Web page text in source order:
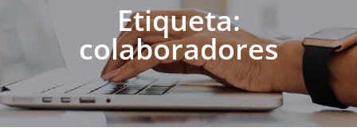
Etiqueta:
colaboradores